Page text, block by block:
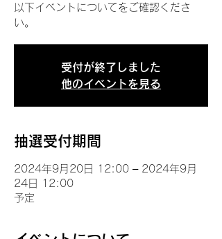
以下イベントについてをご確認くださ
い。
受付が終了しました
他のイベントを見る
抽選受付期間
2024年9月20日 12:00 – 2024年9月
24日 12:00
予定